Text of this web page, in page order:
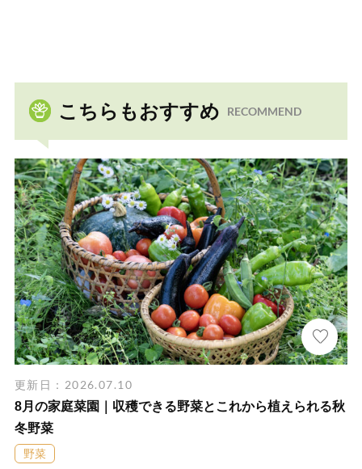
こちらもおすすめ RECOMMEND
更新日：2026.07.10
8月の家庭菜園｜収穫できる野菜とこれから植えられる秋
冬野菜
野菜